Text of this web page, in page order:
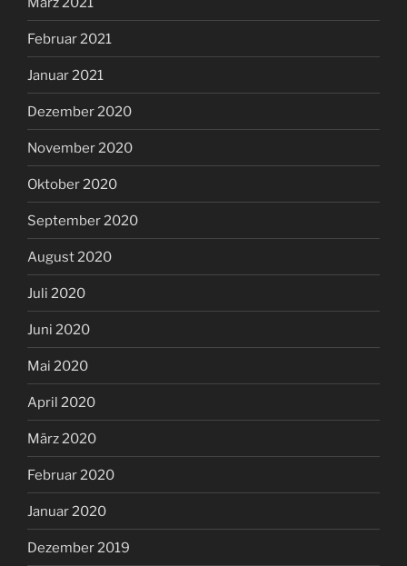
Februar 2021
Januar 2021
Dezember 2020
November 2020
Oktober 2020
September 2020
August 2020
Juli 2020
Juni 2020
Mai 2020
April 2020
März 2020
Februar 2020
Januar 2020
Dezember 2019